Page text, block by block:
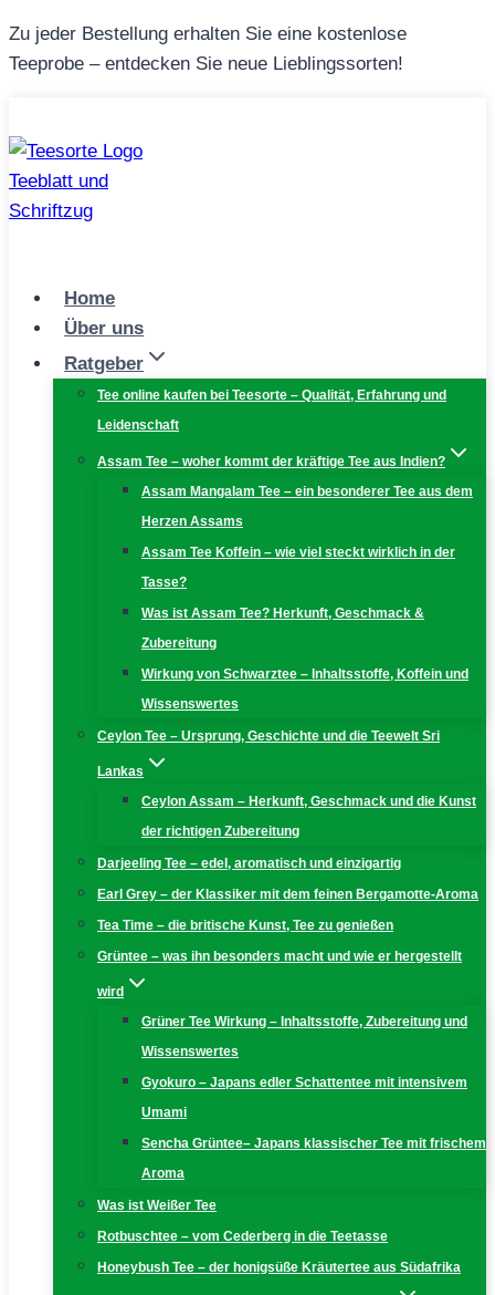
Zum
Inhalt
Zu jeder Bestellung erhalten Sie eine kostenlose
Teeprobe – entdecken Sie neue Lieblingssorten!
Home
Über uns
Ratgeber
Tee online kaufen bei Teesorte – Qualität, Erfahrung und
Leidenschaft
Assam Tee – woher kommt der kräftige Tee aus Indien?
Assam Mangalam Tee – ein besonderer Tee aus dem
Herzen Assams
Assam Tee Koffein – wie viel steckt wirklich in der
Tasse?
Was ist Assam Tee? Herkunft, Geschmack &
Zubereitung
Wirkung von Schwarztee – Inhaltsstoffe, Koffein und
Wissenswertes
Ceylon Tee – Ursprung, Geschichte und die Teewelt Sri
Lankas
Ceylon Assam – Herkunft, Geschmack und die Kunst
der richtigen Zubereitung
Darjeeling Tee – edel, aromatisch und einzigartig
Earl Grey – der Klassiker mit dem feinen Bergamotte-Aroma
Tea Time – die britische Kunst, Tee zu genießen
Grüntee – was ihn besonders macht und wie er hergestellt
wird
Grüner Tee Wirkung – Inhaltsstoffe, Zubereitung und
Wissenswertes
Gyokuro – Japans edler Schattentee mit intensivem
Umami
Sencha Grüntee– Japans klassischer Tee mit frischem
Aroma
Was ist Weißer Tee
Rotbuschtee – vom Cederberg in die Teetasse
Honeybush Tee – der honigsüße Kräutertee aus Südafrika